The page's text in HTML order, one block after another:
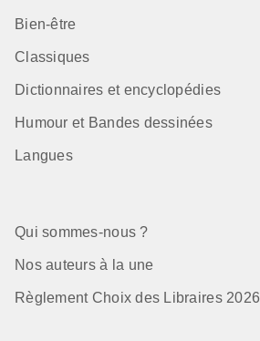
Bien-être
Classiques
Dictionnaires et encyclopédies
Humour et Bandes dessinées
Langues
Qui sommes-nous ?
Nos auteurs à la une
Règlement Choix des Libraires 2026